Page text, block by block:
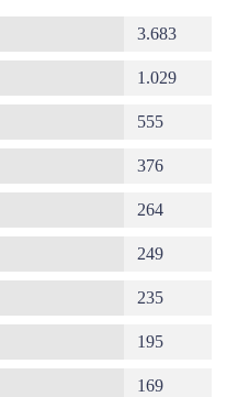
3.683
1.029
555
376
264
249
235
195
169